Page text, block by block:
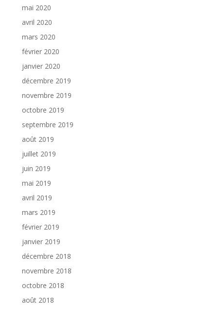
mai 2020
avril 2020
mars 2020
février 2020
janvier 2020
décembre 2019
novembre 2019
octobre 2019
septembre 2019
août 2019
juillet 2019
juin 2019
mai 2019
avril 2019
mars 2019
février 2019
janvier 2019
décembre 2018
novembre 2018
octobre 2018
août 2018